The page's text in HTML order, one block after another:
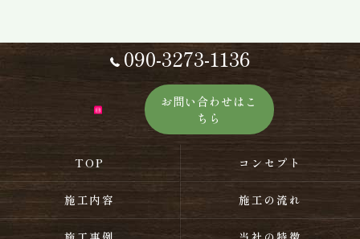
090-3273-1136
お問い合わせはこ
ちら
TOP コンセプト
施工内容 施工の流れ